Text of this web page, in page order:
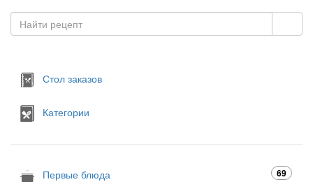
Стол заказов
Категории
Первые блюда 69